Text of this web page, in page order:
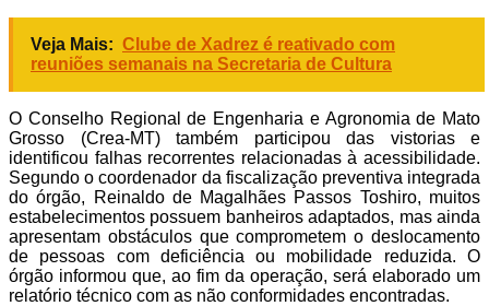
Veja Mais: Clube de Xadrez é reativado com
reuniões semanais na Secretaria de Cultura
O Conselho Regional de Engenharia e Agronomia de Mato
Grosso (Crea-MT) também participou das vistorias e
identificou falhas recorrentes relacionadas à acessibilidade.
Segundo o coordenador da fiscalização preventiva integrada
do órgão, Reinaldo de Magalhães Passos Toshiro, muitos
estabelecimentos possuem banheiros adaptados, mas ainda
apresentam obstáculos que comprometem o deslocamento
de pessoas com deficiência ou mobilidade reduzida. O
órgão informou que, ao fim da operação, será elaborado um
relatório técnico com as não conformidades encontradas.